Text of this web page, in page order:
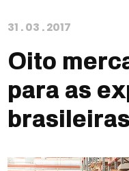
31 .03 .2017
Oito
para as